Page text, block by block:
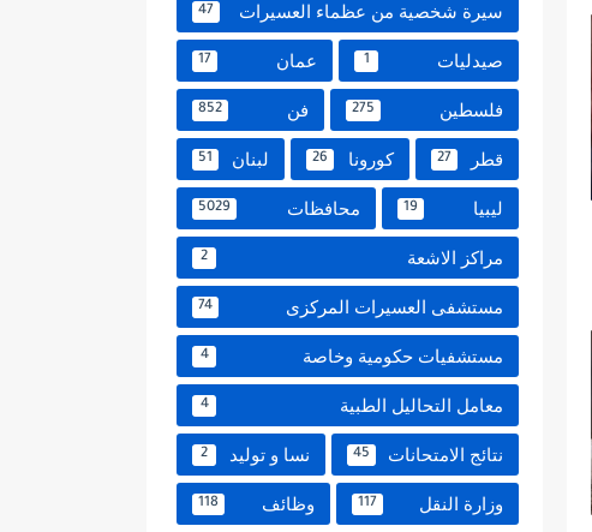
سيرة شخصية من عظماء العسيرات 47
صيدليات 1 عمان 17
فلسطين 275 فن 852
قطر 27 كورونا 26 لبنان 51
ليبيا 19 محافظات 5029
مراكز الاشعة 2
مستشفى العسيرات المركزى 74
مستشفيات حكومية وخاصة 4
معامل التحاليل الطبية 4
نتائج الامتحانات 45 نسا و توليد 2
وزارة النقل 117 وظائف 118